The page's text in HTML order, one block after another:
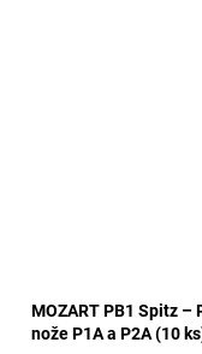
MOZART PB1 Spitz
nože P1A a P2A (10